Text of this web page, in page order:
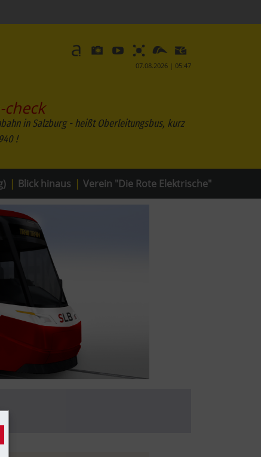
07.08.2026 | 05:47
in Salzburg - heißt Oberleitungsbus, kurz
!
Blick hinaus Verein "Die Rote Elektrische"